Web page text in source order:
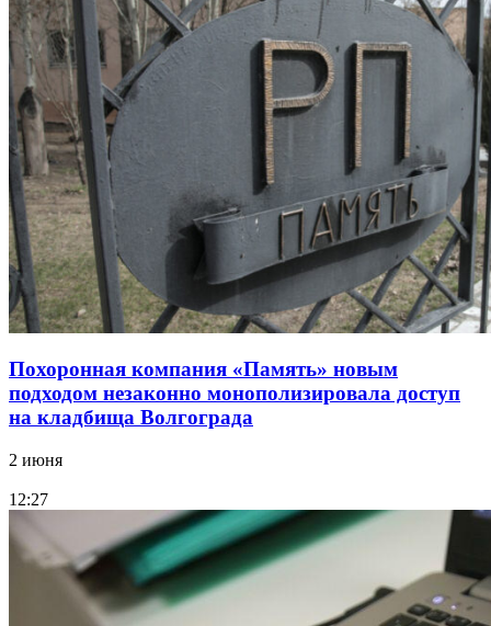
Похоронная компания «Память» новым
подходом незаконно монополизировала доступ
на кладбища Волгограда
2 июня
12:27